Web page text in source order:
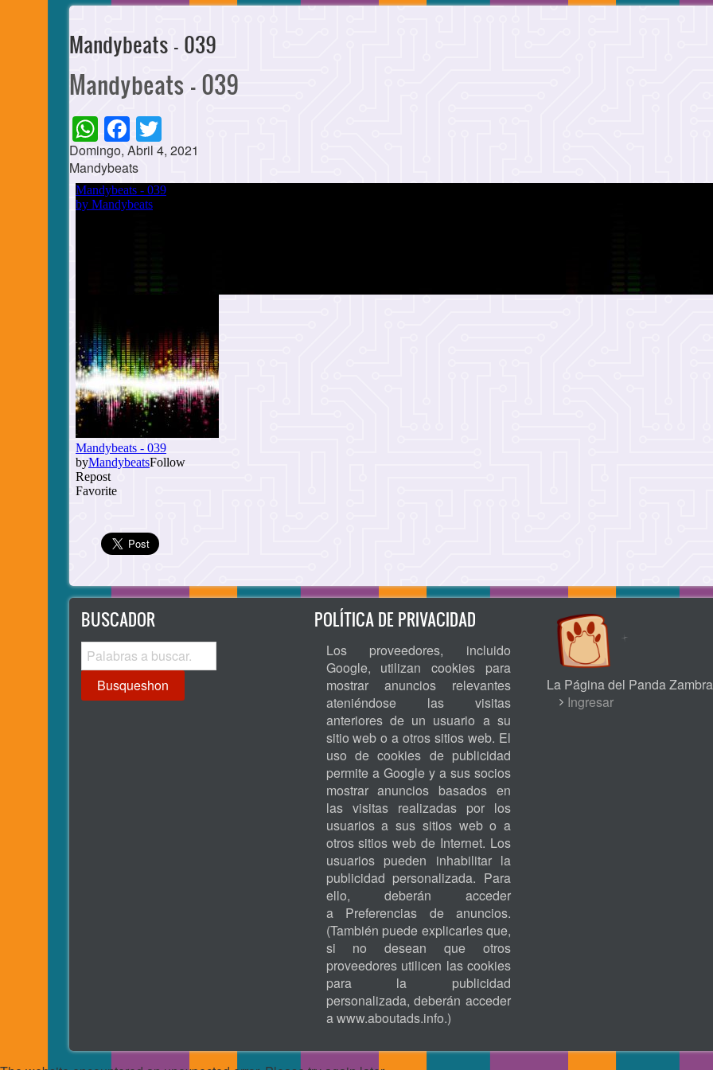
Mandybeats - 039
Mandybeats - 039
WhatsApp
Facebook
Domingo, Abril 4, 2021
Mandybeats
Cuerpo
BUSCADOR
Busqueshon
POLÍTICA DE PRIVACIDAD
Los proveedores, incluido
Google, utilizan cookies para
mostrar anuncios relevantes
ateniéndose las visitas
anteriores de un usuario a su
sitio web o a otros sitios web. El
uso de cookies de publicidad
permite a Google y a sus socios
mostrar anuncios basados en
las visitas realizadas por los
usuarios a sus sitios web o a
otros sitios web de Internet. Los
usuarios pueden inhabilitar la
publicidad personalizada. Para
ello, deberán acceder
a Preferencias de anuncios.
(También puede explicarles que,
si no desean que otros
proveedores utilicen las cookies
para la publicidad
personalizada, deberán acceder
awww.aboutads.info.)
La Página del Panda
USERIngresar